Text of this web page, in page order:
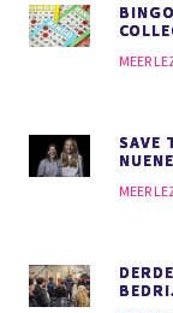
MEER
SAVE
MEER